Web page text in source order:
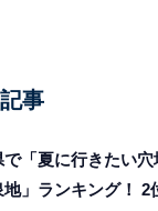
事
で「夏に行きたい穴
地」ランキング！ 2